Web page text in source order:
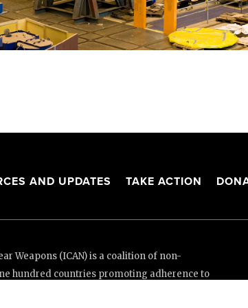
AND UPDATES TAKE ACTION
Weapons (ICAN) is a coalition of non-
hundred countries promoting adherence to